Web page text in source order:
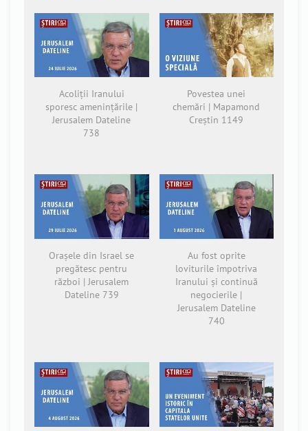
Acoliții Iranului
sporesc amenințările |
Jerusalem Dateline
738
Povestea unei
chemări | Mapamond
Creștin 1149
Orașele din Israel se
pregătesc pentru
război | Jerusalem
Dateline 739
Au fost oprite
loviturile împotriva
Iranului și continuă
negocierile |
Jerusalem Dateline
740